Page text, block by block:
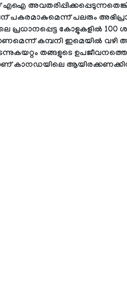
എഐ
പകരമാകുമെന്ന് പലരും
പ്രധാനപ്പെട്ട കോളുകളിൽ
കമ്പനി ഇമെയിൽ വഴി
തങ്ങളുടെ
കാനഡയിലെ ആയിരക്കണക്കിന്